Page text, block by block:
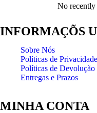
No
INFORMAÇÕS
Sobre Nós
Políticas de Privacidade
Políticas de Devolução
Entregas e Prazos
MINHA CONTA